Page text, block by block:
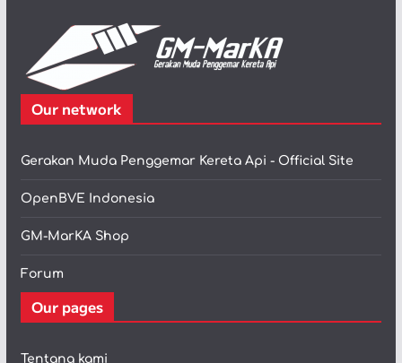
Our network
Gerakan Muda Penggemar Kereta Api - Official Site
OpenBVE Indonesia
GM-MarKA Shop
Forum
Our pages
Tentang kami